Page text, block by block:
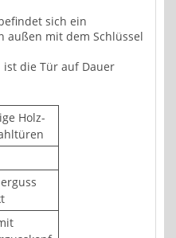
sich ein
außen mit dem Schlüssel
ist die Tür auf Dauer
Holz-